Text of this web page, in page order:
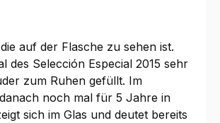
auf der Flasche zu sehen ist.
des Selección Especial 2015 sehr
zum Ruhen gefüllt. Im
noch mal für 5 Jahre in
sich im Glas und deutet bereits